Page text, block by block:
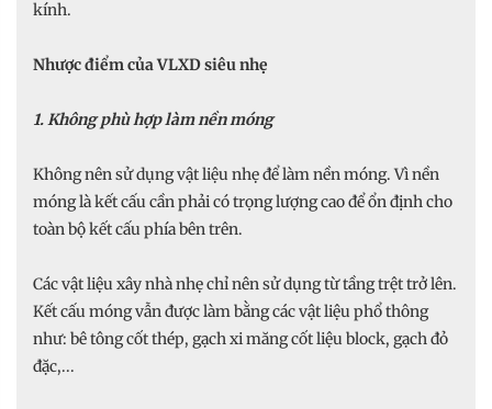
kính.
Nhược điểm của VLXD siêu nhẹ
1. Không phù hợp làm nền móng
Không nên sử dụng vật liệu nhẹ để làm nền móng. Vì nền
móng là kết cấu cần phải có trọng lượng cao để ổn định cho
toàn bộ kết cấu phía bên trên.
Các vật liệu xây nhà nhẹ chỉ nên sử dụng từ tầng trệt trở lên.
Kết cấu móng vẫn được làm bằng các vật liệu phổ thông
như: bê tông cốt thép, gạch xi măng cốt liệu block, gạch đỏ
đặc,...